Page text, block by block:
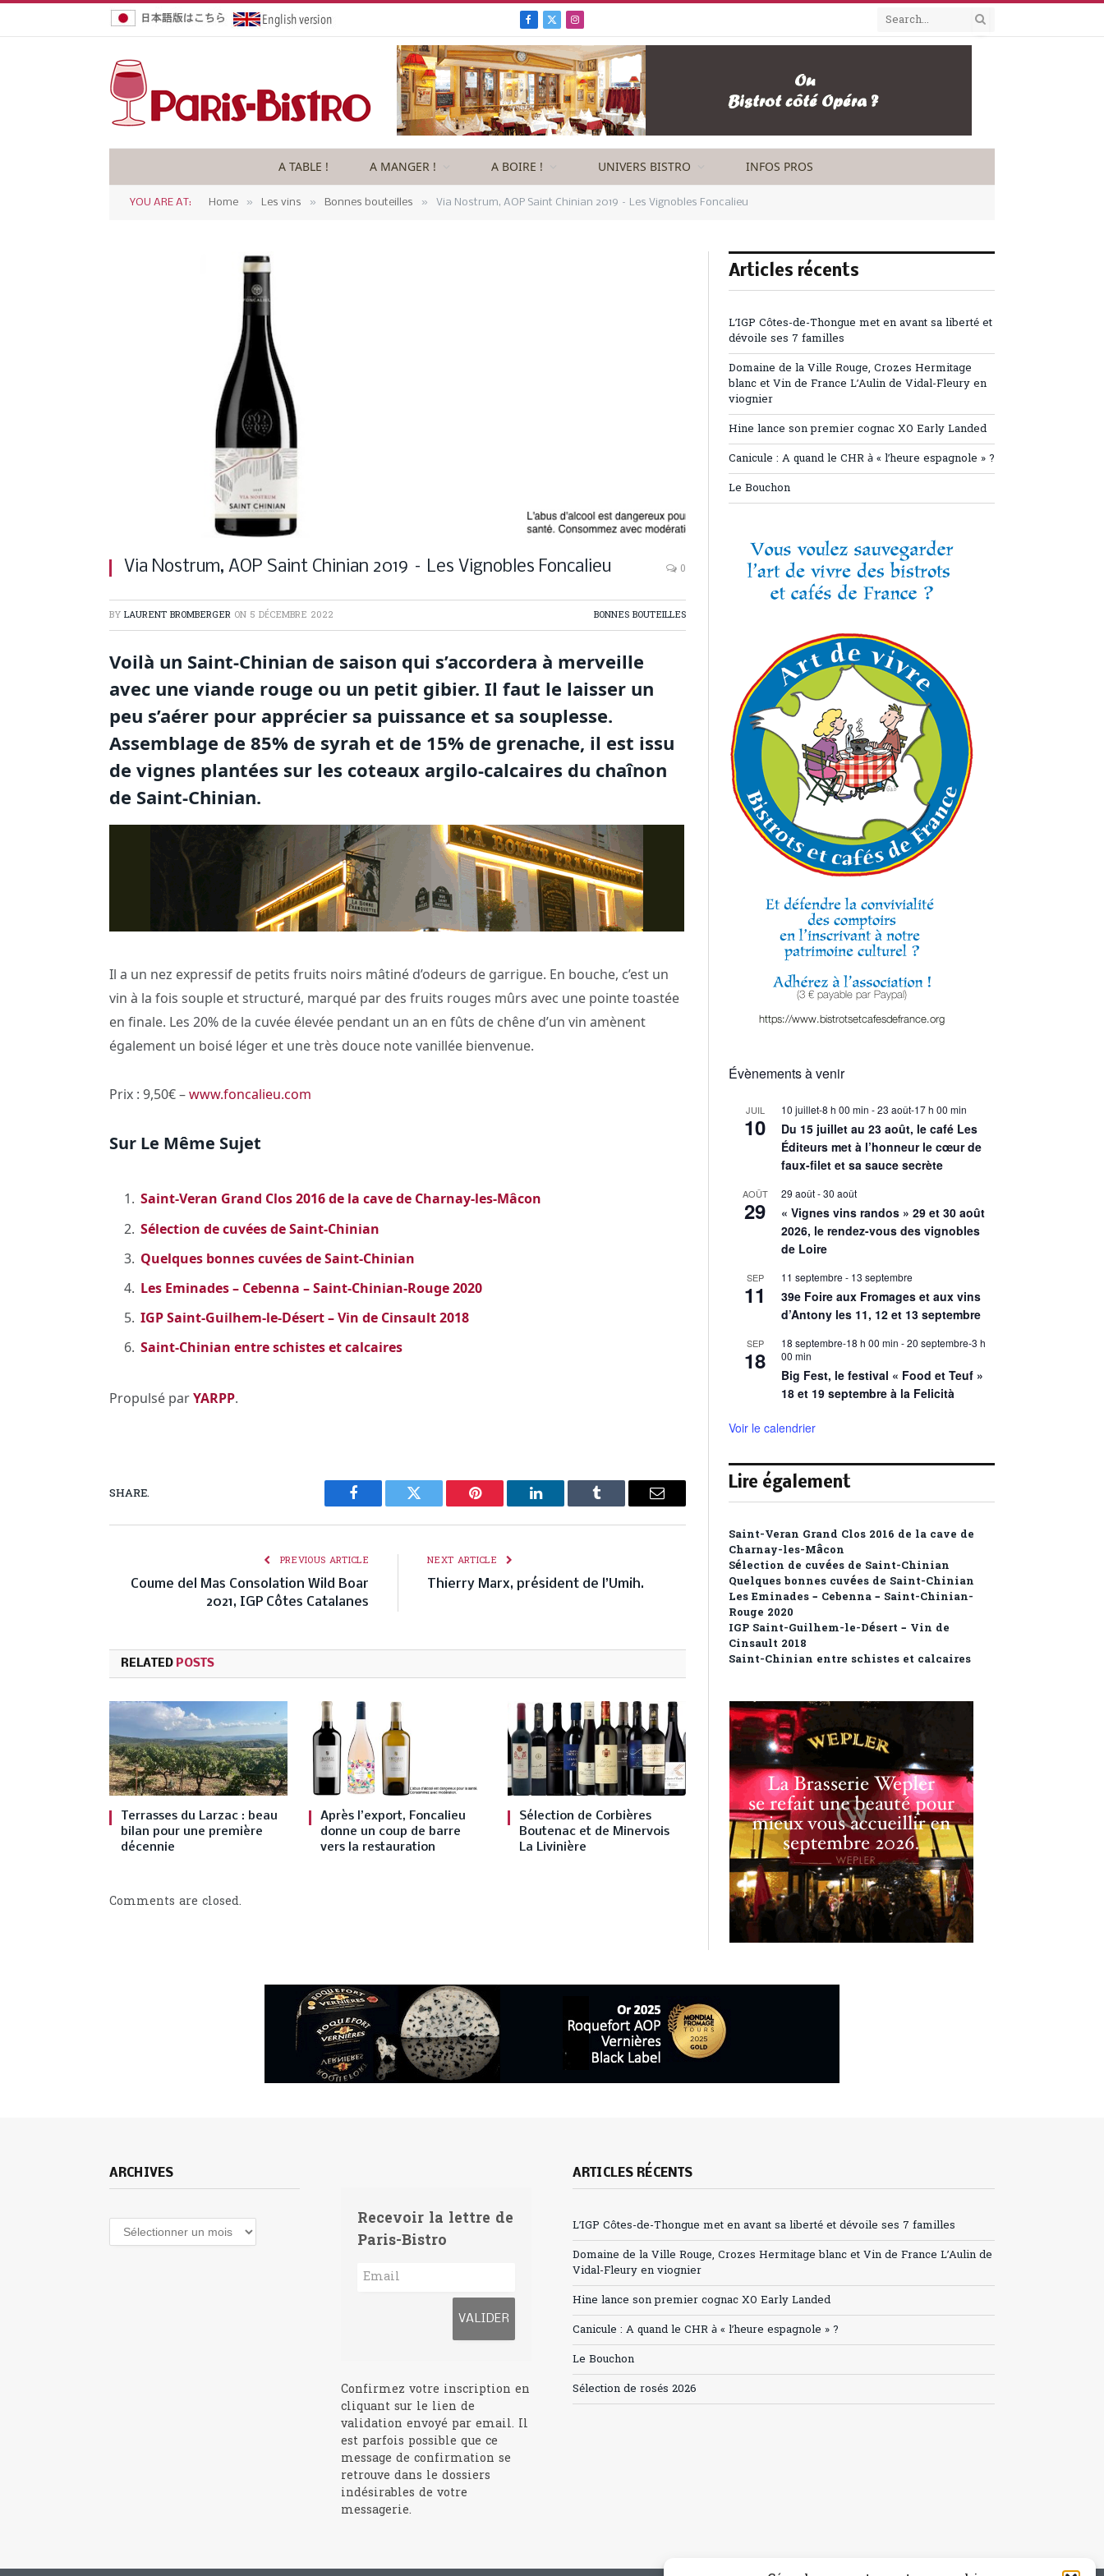
Facebook
X
(Twitter)
Instagram
A TABLE ! A MANGER ! A BOIRE ! UNIVERS BISTRO INFOS PROS
YOU ARE AT: Home » Les vins » Bonnes bouteilles » Via Nostrum, AOP Saint Chinian 2019 – Les Vignobles Foncalieu
Via Nostrum, AOP Saint Chinian 2019 – Les Vignobles Foncalieu 0
BY LAURENT BROMBERGER ON 5 DÉCEMBRE 2022 BONNES BOUTEILLES
Voilà un Saint-Chinian de saison qui s’accordera à merveille
avec une viande rouge ou un petit gibier. Il faut le laisser un
peu s’aérer pour apprécier sa puissance et sa souplesse.
Assemblage de 85% de syrah et de 15% de grenache, il est issu
de vignes plantées sur les coteaux argilo-calcaires du chaînon
de Saint-Chinian.
Il a un nez expressif de petits fruits noirs mâtiné d’odeurs de garrigue. En bouche, c’est un
vin à la fois souple et structuré, marqué par des fruits rouges mûrs avec une pointe toastée
en finale. Les 20% de la cuvée élevée pendant un an en fûts de chêne d’un vin amènent
également un boisé léger et une très douce note vanillée bienvenue.
Prix : 9,50€ –www.foncalieu.com
Sur Le Même Sujet
Saint-Veran Grand Clos 2016 de la cave de Charnay-les-Mâcon
Sélection de cuvées de Saint-Chinian
Quelques bonnes cuvées de Saint-Chinian
Les Eminades – Cebenna – Saint-Chinian-Rouge 2020
IGP Saint-Guilhem-le-Désert – Vin de Cinsault 2018
Saint-Chinian entre schistes et calcaires
Propulsé parYARPP.
SHARE.
Facebook Twitter Pinterest LinkedIn Tumblr Email
PREVIOUS ARTICLE
Coume del Mas Consolation Wild Boar
2021, IGP Côtes Catalanes
NEXT ARTICLE
Thierry Marx, président de l’Umih.
RELATED POSTS
Terrasses du Larzac : beau
bilan pour une première
décennie
Après l’export, Foncalieu
donne un coup de barre
vers la restauration
Sélection de Corbières
Boutenac et de Minervois
La Livinière
Comments are closed.
Articles récents
L’IGP Côtes-de-Thongue met en avant sa liberté et
dévoile ses 7 familles
Domaine de la Ville Rouge, Crozes Hermitage
blanc et Vin de France L’Aulin de Vidal-Fleury en
viognier
Hine lance son premier cognac XO Early Landed
Canicule : A quand le CHR à « l’heure espagnole » ?
Le Bouchon
Évènements à venir
JUIL
10
10 juillet-8 h 00 min -23 août-17 h 00 min
Du 15 juillet au 23 août, le café Les
Éditeurs met à l’honneur le cœur de
faux-filet et sa sauce secrète
AOÛT
29
29 août-30 août
« Vignes vins randos » 29 et 30 août
2026, le rendez-vous des vignobles
de Loire
SEP
11
11 septembre - 13 septembre
39e Foire aux Fromages et aux vins
d’Antony les 11, 12 et 13 septembre
SEP
18
18 septembre-18 h 00 min -20 septembre-3 h
00 min
Big Fest, le festival « Food et Teuf »
18 et 19 septembre à la Felicità
Voir le calendrier
Lire également
Saint-Veran Grand Clos 2016 de la cave de
Charnay-les-Mâcon
Sélection de cuvées de Saint-Chinian
Quelques bonnes cuvées de Saint-Chinian
Les Eminades – Cebenna – Saint-Chinian-
Rouge 2020
IGP Saint-Guilhem-le-Désert – Vin de
Cinsault 2018
Saint-Chinian entre schistes et calcaires
ARCHIVES
Archives
Recevoir la lettre de
Paris-Bistro
Confirmez votre inscription en
cliquant sur le lien de
validation envoyé par email. Il
est parfois possible que ce
message de confirmation se
retrouve dans le dossiers
indésirables de votre
messagerie.
ARTICLES RÉCENTS
L’IGP Côtes-de-Thongue met en avant sa liberté et dévoile ses 7 familles
Domaine de la Ville Rouge, Crozes Hermitage blanc et Vin de France L’Aulin de
Vidal-Fleury en viognier
Hine lance son premier cognac XO Early Landed
Canicule : A quand le CHR à « l’heure espagnole » ?
Le Bouchon
Sélection de rosés 2026